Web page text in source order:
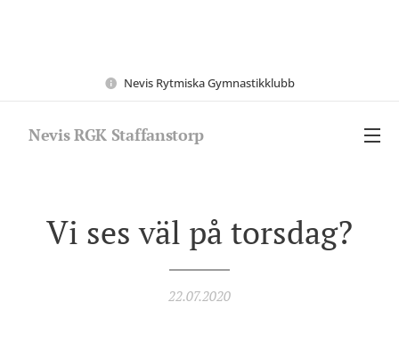
Nevis Rytmiska Gymnastikklubb
Nevis RGK Staffanstorp
Vi ses väl på torsdag?
22.07.2020